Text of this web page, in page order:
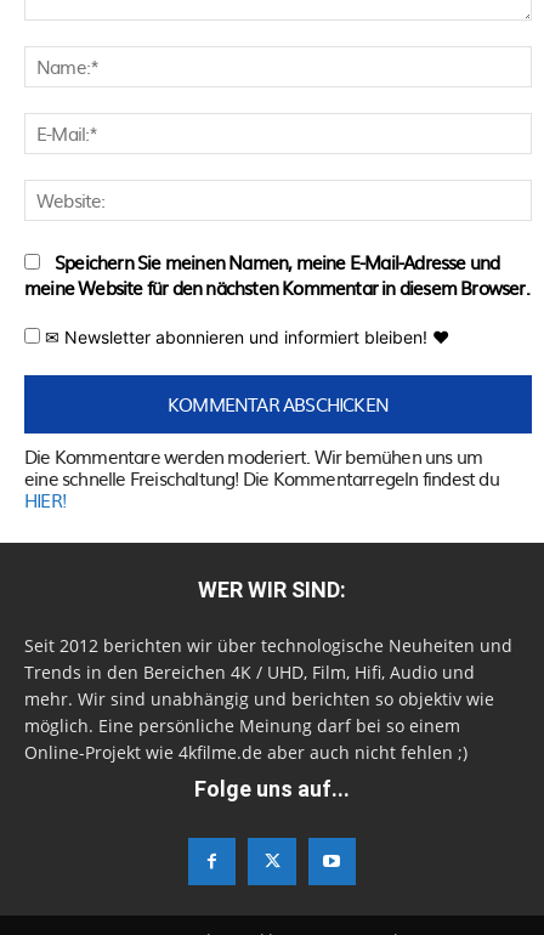
Speichern Sie meinen Namen, meine E-Mail-Adresse und
meine Website für den nächsten Kommentar in diesem Browser.
✉ Newsletter abonnieren und informiert bleiben! ♥
Die Kommentare werden moderiert. Wir bemühen uns um
eine schnelle Freischaltung! Die Kommentarregeln findest du
HIER!
WER WIR SIND:
Seit 2012 berichten wir über technologische Neuheiten und
Trends in den Bereichen 4K / UHD, Film, Hifi, Audio und
mehr. Wir sind unabhängig und berichten so objektiv wie
möglich. Eine persönliche Meinung darf bei so einem
Online-Projekt wie 4kfilme.de aber auch nicht fehlen ;)
Folge uns auf...